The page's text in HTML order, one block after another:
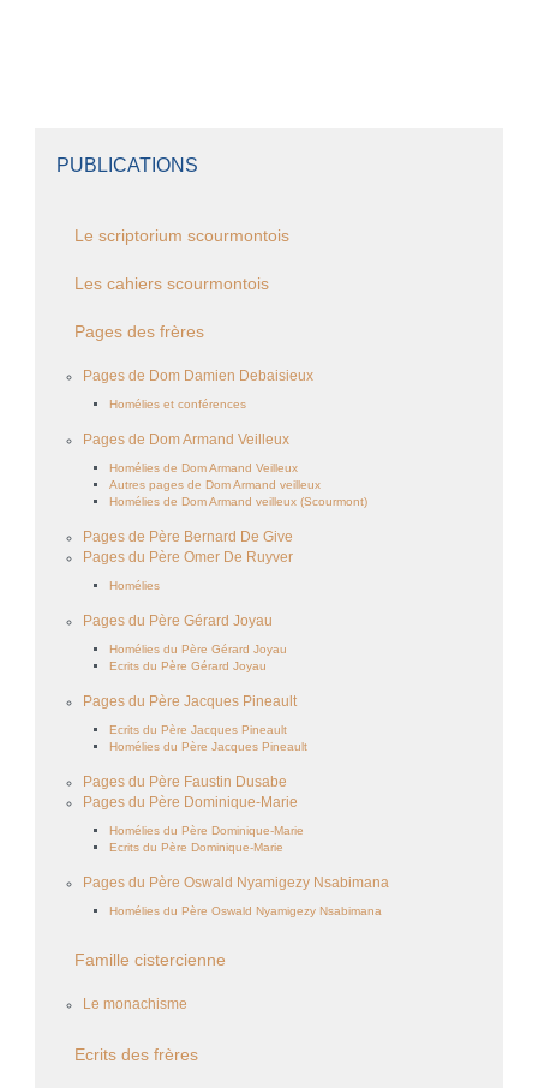
PUBLICATIONS
Le scriptorium scourmontois
Les cahiers scourmontois
Pages des frères
Pages de Dom Damien Debaisieux
Homélies et conférences
Pages de Dom Armand Veilleux
Homélies de Dom Armand Veilleux
Autres pages de Dom Armand veilleux
Homélies de Dom Armand veilleux (Scourmont)
Pages de Père Bernard De Give
Pages du Père Omer De Ruyver
Homélies
Pages du Père Gérard Joyau
Homélies du Père Gérard Joyau
Ecrits du Père Gérard Joyau
Pages du Père Jacques Pineault
Ecrits du Père Jacques Pineault
Homélies du Père Jacques Pineault
Pages du Père Faustin Dusabe
Pages du Père Dominique-Marie
Homélies du Père Dominique-Marie
Ecrits du Père Dominique-Marie
Pages du Père Oswald Nyamigezy Nsabimana
Homélies du Père Oswald Nyamigezy Nsabimana
Famille cistercienne
Le monachisme
Ecrits des frères